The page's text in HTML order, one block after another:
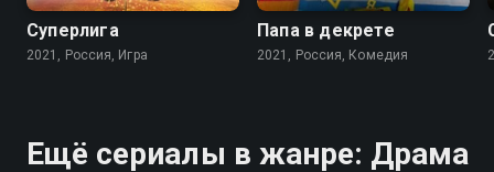
Суперлига
2021, Россия, Игра
Папа в декрете
2021, Россия, Комедия
Ещё сериалы в жанре: Драма